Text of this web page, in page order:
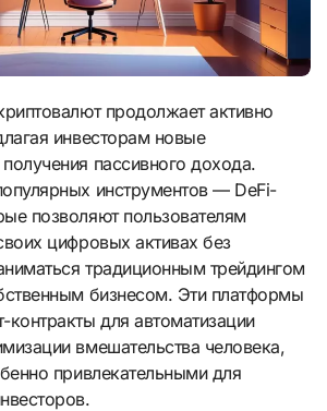
инвесторам новые
пассивного дохода.
инструментов — DeFi-
позволяют пользователям
цифровых активах без
традиционным трейдингом
бизнесом. Эти платформы
контракты для автоматизации
вмешательства человека,
привлекательными для